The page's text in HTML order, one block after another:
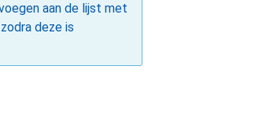
aan de lijst met
deze is